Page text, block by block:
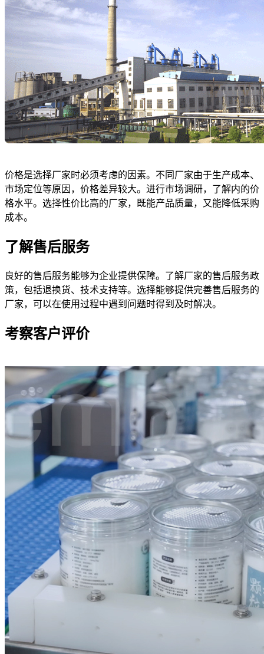
价格是选择厂家时必须考虑的因素。不同厂家由于生产成本、
市场定位等原因，价格差异较大。进行市场调研，了解内的价
格水平。选择性价比高的厂家，既能产品质量，又能降低采购
成本。
了解售后服务
良好的售后服务能够为企业提供保障。了解厂家的售后服务政
策，包括退换货、技术支持等。选择能够提供完善售后服务的
厂家，可以在使用过程中遇到问题时得到及时解决。
考察客户评价